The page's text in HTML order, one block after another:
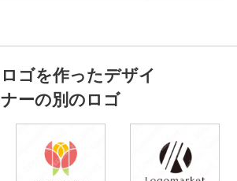
ゴを作ったデザイ
ナーの別のロゴ